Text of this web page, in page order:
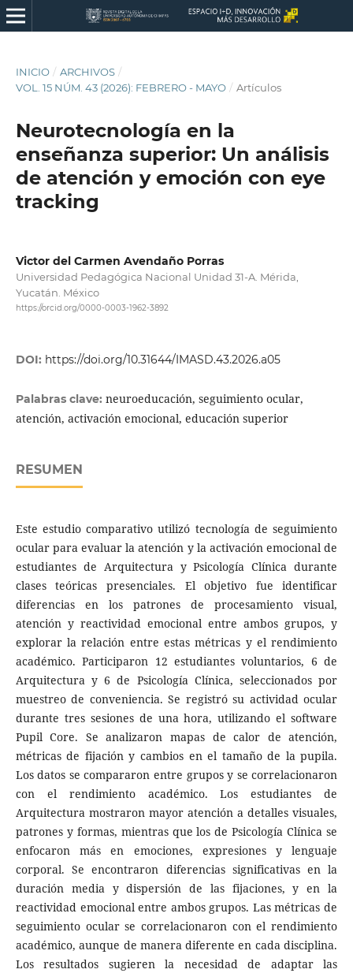
INICIO / ARCHIVOS /
VOL. 15 NÚM. 43 (2026): FEBRERO - MAYO / Artículos
Neurotecnología en la
enseñanza superior: Un análisis
de atención y emoción con eye
tracking
Victor del Carmen Avendaño Porras
Universidad Pedagógica Nacional Unidad 31-A. Mérida,
Yucatán. México
https://orcid.org/0000-0003-1962-3892
DOI: https://doi.org/10.31644/IMASD.43.2026.a05
Palabras clave: neuroeducación, seguimiento ocular,
atención, activación emocional, educación superior
RESUMEN
Este estudio comparativo utilizó tecnología de seguimiento
ocular para evaluar la atención y la activación emocional de
estudiantes de Arquitectura y Psicología Clínica durante
clases teóricas presenciales. El objetivo fue identificar
diferencias en los patrones de procesamiento visual,
atención y reactividad emocional entre ambos grupos, y
explorar la relación entre estas métricas y el rendimiento
académico. Participaron 12 estudiantes voluntarios, 6 de
Arquitectura y 6 de Psicología Clínica, seleccionados por
muestreo de conveniencia. Se registró su actividad ocular
durante tres sesiones de una hora, utilizando el software
Pupil Core. Se analizaron mapas de calor de atención,
métricas de fijación y cambios en el tamaño de la pupila.
Los datos se compararon entre grupos y se correlacionaron
con el rendimiento académico. Los estudiantes de
Arquitectura mostraron mayor atención a detalles visuales,
patrones y formas, mientras que los de Psicología Clínica se
enfocaron más en emociones, expresiones y lenguaje
corporal. Se encontraron diferencias significativas en la
duración media y dispersión de las fijaciones, y en la
reactividad emocional entre ambos grupos. Las métricas de
seguimiento ocular se correlacionaron con el rendimiento
académico, aunque de manera diferente en cada disciplina.
Los resultados sugieren la necesidad de adaptar las